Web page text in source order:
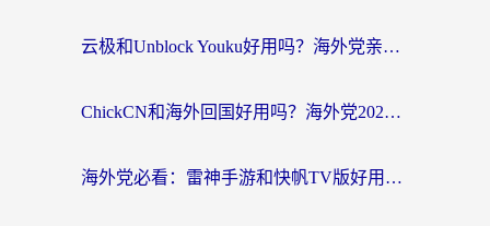
云极和Unblock Youku好用吗？海外党亲测+2026回国加速器避坑指南
ChickCN和海外回国好用吗？海外党2026亲测：从手游到影音，选对加速器的3个关键
海外党必看：雷神手游和快帆TV版好用吗？3步选对回国加速器不踩坑